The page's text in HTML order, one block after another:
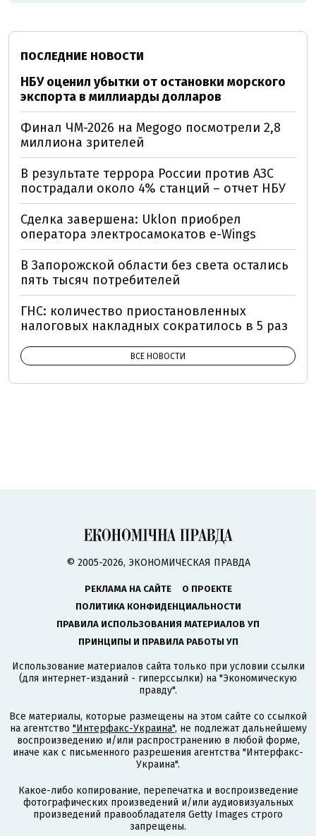
ПОСЛЕДНИЕ НОВОСТИ
НБУ оценил убытки от остановки морского
экспорта в миллиарды долларов
Финал ЧМ-2026 на Megogo посмотрели 2,8
миллиона зрителей
В результате террора России против АЗС
пострадали около 4% станций – отчет НБУ
Сделка завершена: Uklon приобрел
оператора электросамокатов e-Wings
В Запорожской области без света остались
пять тысяч потребителей
ГНС: количество приостановленных
налоговых накладных сократилось в 5 раз
ВСЕ НОВОСТИ
© 2005-2026, ЭКОНОМИЧЕСКАЯ ПРАВДА
РЕКЛАМА НА САЙТЕ
О ПРОЕКТЕ
ПОЛИТИКА КОНФИДЕНЦИАЛЬНОСТИ
ПРАВИЛА ИСПОЛЬЗОВАНИЯ МАТЕРИАЛОВ УП
ПРИНЦИПЫ И ПРАВИЛА РАБОТЫ УП
Использование материалов сайта только при условии ссылки
(для интернет-изданий - гиперссылки) на "Экономическую
правду".
Все материалы, которые размещены на этом сайте со ссылкой
на агентство "Интерфакс-Украина", не подлежат дальнейшему
воспроизведению и/или распространению в любой форме,
иначе как с письменного разрешения агентства "Интерфакс-
Украина".
Какое-либо копирование, перепечатка и воспроизведение
фотографических произведений и/или аудиовизуальных
произведений правообладателя Getty Images строго
запрещены.